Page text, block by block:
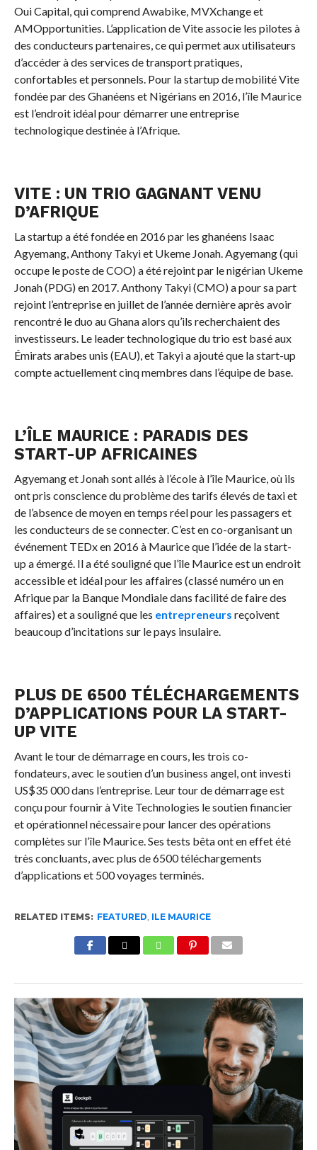
Oui Capital, qui comprend Awabike, MVXchange et
AMOpportunities. L’application de Vite associe les pilotes à
des conducteurs partenaires, ce qui permet aux utilisateurs
d’accéder à des services de transport pratiques,
confortables et personnels. Pour la startup de mobilité Vite
fondée par des Ghanéens et Nigérians en 2016, l’île Maurice
est l’endroit idéal pour démarrer une entreprise
technologique destinée à l’Afrique.
VITE : UN TRIO GAGNANT VENU
D’AFRIQUE
La startup a été fondée en 2016 par les ghanéens Isaac
Agyemang, Anthony Takyi et Ukeme Jonah. Agyemang (qui
occupe le poste de COO) a été rejoint par le nigérian Ukeme
Jonah (PDG) en 2017. Anthony Takyi (CMO) a pour sa part
rejoint l’entreprise en juillet de l’année dernière après avoir
rencontré le duo au Ghana alors qu’ils recherchaient des
investisseurs. Le leader technologique du trio est basé aux
Émirats arabes unis (EAU), et Takyi a ajouté que la start-up
compte actuellement cinq membres dans l’équipe de base.
L’ÎLE MAURICE : PARADIS DES
START-UP AFRICAINES
Agyemang et Jonah sont allés à l’école à l’île Maurice, où ils
ont pris conscience du problème des tarifs élevés de taxi et
de l’absence de moyen en temps réel pour les passagers et
les conducteurs de se connecter. C’est en co-organisant un
événement TEDx en 2016 à Maurice que l’idée de la start-
up a émergé. Il a été souligné que l’île Maurice est un endroit
accessible et idéal pour les affaires (classé numéro un en
Afrique par la Banque Mondiale dans facilité de faire des
affaires) et a souligné que les entrepreneurs reçoivent
beaucoup d’incitations sur le pays insulaire.
PLUS DE 6500 TÉLÉCHARGEMENTS
D’APPLICATIONS POUR LA START-
UP VITE
Avant le tour de démarrage en cours, les trois co-
fondateurs, avec le soutien d’un business angel, ont investi
US$35 000 dans l’entreprise. Leur tour de démarrage est
conçu pour fournir à Vite Technologies le soutien financier
et opérationnel nécessaire pour lancer des opérations
complètes sur l’île Maurice. Ses tests bêta ont en effet été
très concluants, avec plus de 6500 téléchargements
d’applications et 500 voyages terminés.
RELATED ITEMS: FEATURED ILE MAURICE